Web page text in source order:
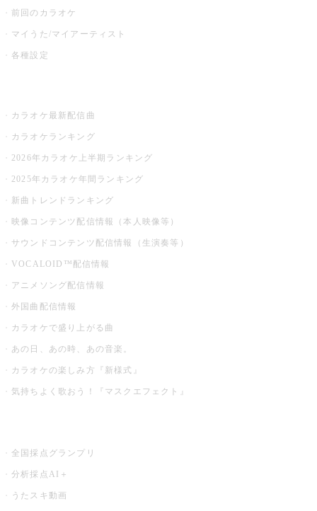
前回のカラオケ
マイうた/マイアーティスト
各種設定
カラオケ最新配信曲
カラオケランキング
2026年カラオケ上半期ランキング
2025年カラオケ年間ランキング
新曲トレンドランキング
映像コンテンツ配信情報（本人映像等）
サウンドコンテンツ配信情報（生演奏等）
VOCALOID™配信情報
アニメソング配信情報
外国曲配信情報
カラオケで盛り上がる曲
あの日、あの時、あの音楽。
カラオケの楽しみ方『新様式』
気持ちよく歌おう！『マスクエフェクト』
全国採点グランプリ
分析採点AI＋
うたスキ動画